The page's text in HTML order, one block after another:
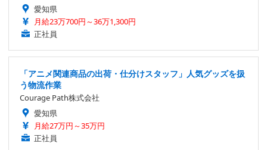
愛知県
月給23万700円～36万1,300円
正社員
「アニメ関連商品の出荷・仕分けスタッフ」人気グッズを扱
う物流作業
Courage Path株式会社
愛知県
月給27万円～35万円
正社員